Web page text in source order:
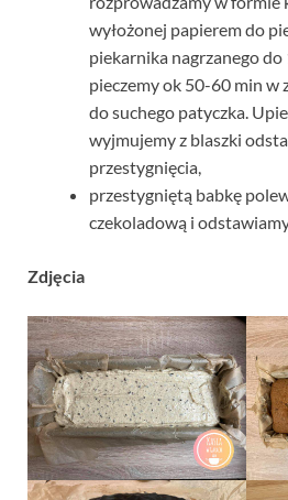
wyłożonej papierem do
piekarnika nagrzanego
pieczemy ok 50-60 min w
do suchego patyczka.
wyjmujemy z blaszki
przestygnięcia,
przestygniętą babkę
czekoladową i
Zdjęcia